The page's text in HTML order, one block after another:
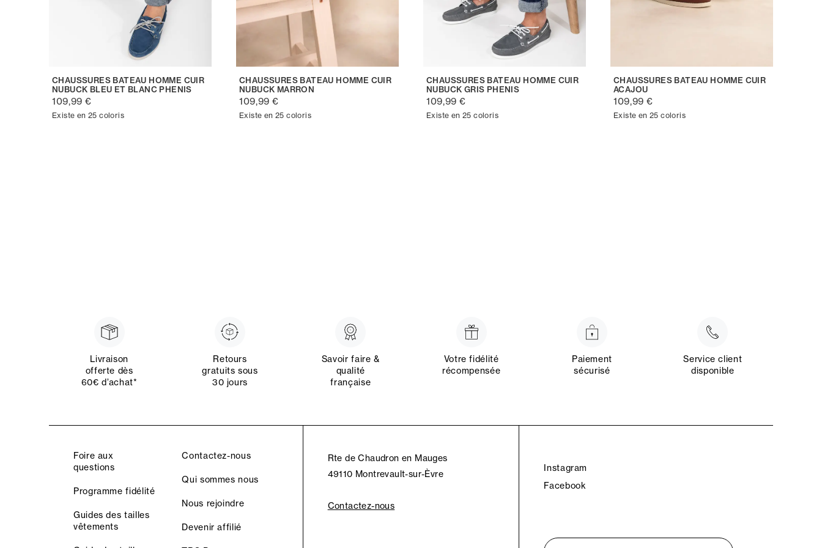
CHAUSSURES BATEAU HOMME CUIR
NUBUCK BLEU ET BLANC PHENIS
109,99 €
Existe en 25 coloris
CHAUSSURES BATEAU HOMME CUIR
NUBUCK MARRON
109,99 €
Existe en 25 coloris
CHAUSSURES BATEAU HOMME CUIR
NUBUCK GRIS PHENIS
109,99 €
Existe en 25 coloris
CHAUSSURES BATEAU HOMME CUIR
ACAJOU
109,99 €
Existe en 25 coloris
Livraison
offerte dès
60€ d’achat*
Retours
gratuits sous
30 jours
Savoir faire &
qualité
française
Votre fidélité
récompensée
Paiement
sécurisé
Service client
disponible
Foire aux
questions
Programme fidélité
Guides des tailles
vêtements
Contactez-nous
Qui sommes nous
Nous rejoindre
Devenir affilié
Rte de Chaudron en Mauges
49110 Montrevault-sur-Èvre
Contactez-nous
Instagram
Facebook